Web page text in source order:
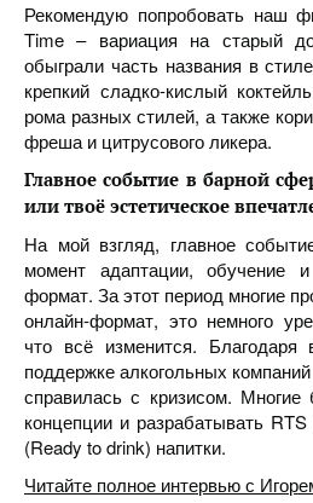
Рекомендую попробовать наш
Time – вариация на старый
обыграли часть названия в
крепкий сладко-кислый
рома разных стилей, а также
фреша и цитрусового ликера.
Главное событие в барной
или твоё эстетическое
На мой взгляд, главное
момент адаптации, обучение
формат. За этот период многие
онлайн-формат, это немного
что всё изменится. Благодаря
поддержке алкогольных
справилась с кризисом.
концепции и разрабатывать
(Ready to drink) напитки.
Читайте полное интервью с